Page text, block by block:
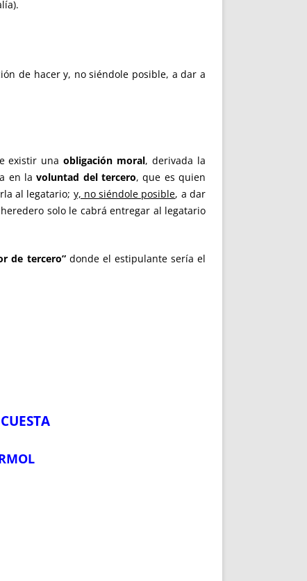
de hacer y, no siéndole posible, a dar a
existir unaobligación moral, derivada la
en lavoluntad del tercero, que es quien
al legatario; y, no siéndole posible, a dar
solo le cabrá entregar al legatario
de tercero”donde el estipulante sería el